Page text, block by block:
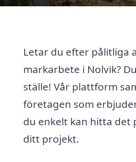
Letar du efter pålitliga
markarbete i Nolvik?
ställe! Vår plattform
företagen som
du enkelt kan hitta
ditt projekt.